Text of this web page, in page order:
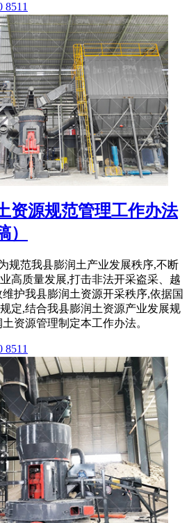
8511
资源规范管理工作办法
）
规范我县膨润土产业发展秩序,不断
高质量发展,打击非法开采盗采、越
护我县膨润土资源开采秩序,依据国
定,结合我县膨润土资源产业发展规
资源管理制定本工作办法。
8511